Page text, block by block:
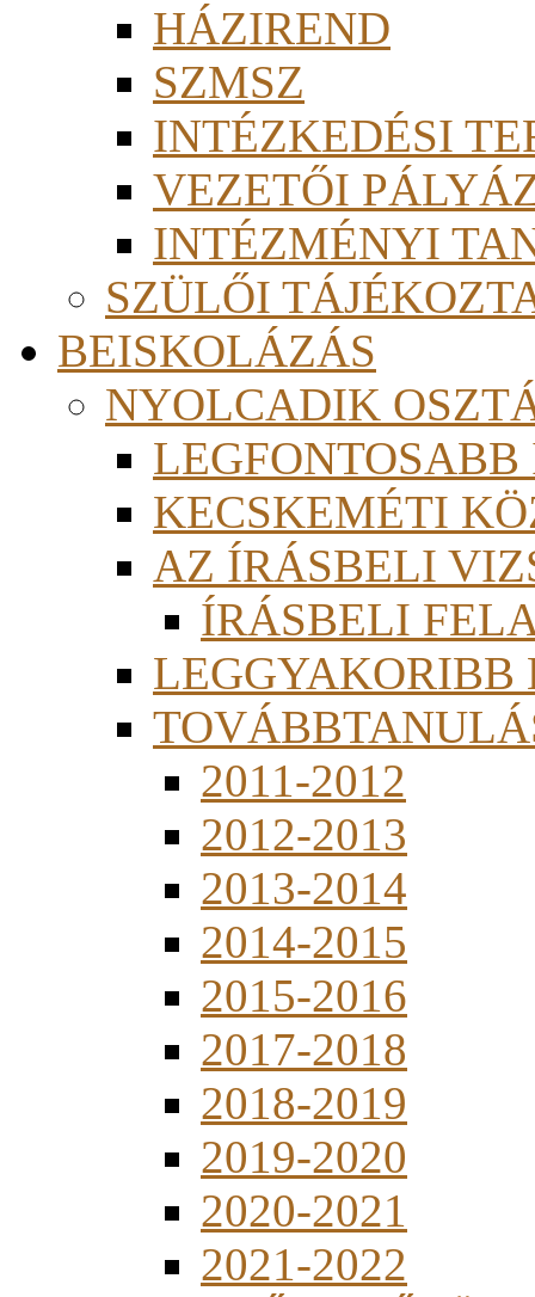
HÁZIREND
SZMSZ
INTÉZKEDÉSI
VEZETŐI
INTÉZMÉNYI
SZÜLŐI
BEISKOLÁZÁS
NYOLCADIK
KECSKEMÉTI
AZ ÍRÁSBELI
ÍRÁSBELI
LEGGYAKORIBB
2011-2012
2012-2013
2013-2014
2014-2015
2015-2016
2017-2018
2018-2019
2019-2020
2020-2021
2021-2022